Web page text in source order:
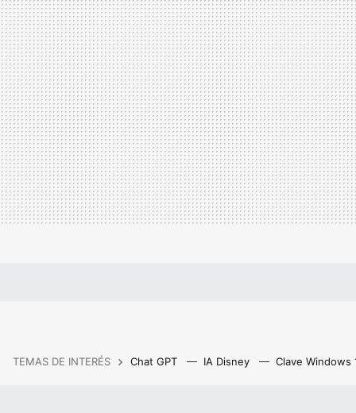
TEMAS DE INTERÉS Chat GPT IA Disney Clave Windows